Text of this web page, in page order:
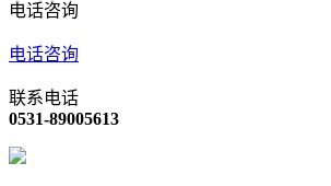
电话咨询
电话咨询
联系电话
0531-89005613